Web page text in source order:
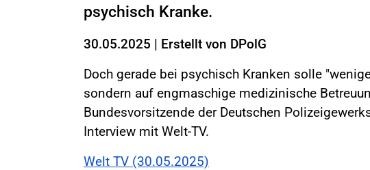
psychisch Kranke.
30.05.2025 | Erstellt von DPolG
Doch gerade bei psychisch Kranken solle
sondern auf engmaschige medizinische
Bundesvorsitzende der Deutschen
Interview mit Welt-TV.
Welt TV (30.05.2025)